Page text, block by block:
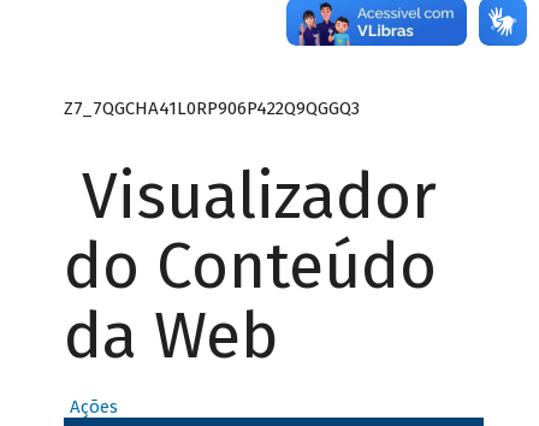
Z7_7QGCHA41L0RP906P422Q9QGGQ3
Visualizador
do Conteúdo
da Web
Ações